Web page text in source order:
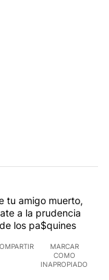
tu amigo muerto,
a la prudencia
los pa$quines
MARCAR
COMO
INAPROPIADO